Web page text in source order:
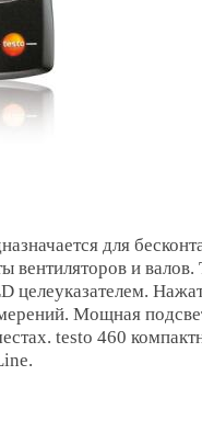
для
вентиляторов и
целеуказателем.
Мощная
testo 460